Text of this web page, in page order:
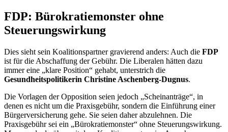
FDP: Bürokratiemonster ohne
Steuerungswirkung
Dies sieht sein Koalitionspartner gravierend anders: Auch die FDP
ist für die Abschaffung der Gebühr. Die Liberalen hätten dazu
immer eine „klare Position“ gehabt, unterstrich die
Gesundheitspolitikerin Christine Aschenberg-Dugnus.
Die Vorlagen der Opposition seien jedoch „Scheinanträge“, in
denen es nicht um die Praxisgebühr, sondern die Einführung einer
Bürgerversicherung gehe. Sie seien daher abzulehnen. Die
Praxisgebühr sei ein „Bürokratiemonster“ ohne Steuerungswirkung.